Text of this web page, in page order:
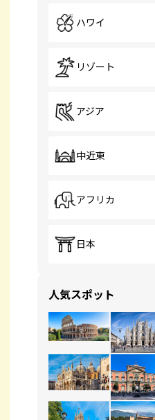
ハワイ
リゾート
アジア
中近東
アフリカ
日本
人気スポット